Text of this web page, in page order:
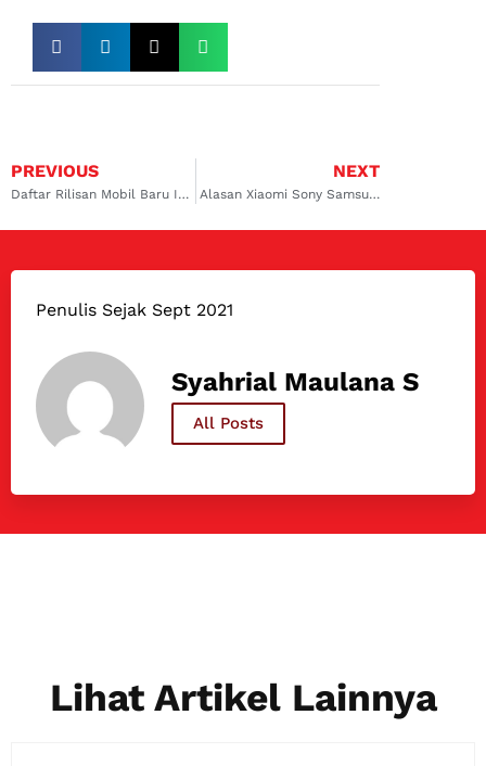
PREVIOUS
Daftar Rilisan Mobil Baru IIMS 2024 dari Konvensional sampai Listrik
NEXT
Alasan Xiaomi Sony Samsung dan Apple bikin Mobil EV juga
Penulis Sejak Sept 2021
Syahrial Maulana S
All Posts
Lihat Artikel Lainnya